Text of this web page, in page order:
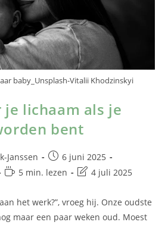
baby_Unsplash-Vitalii Khodzinskyi
lichaam als je
bent
Janssen
6 juni 2025
5 min. lezen 4 juli 2025
het werk?”, vroeg hij. Onze oudste
maar een paar weken oud. Moest